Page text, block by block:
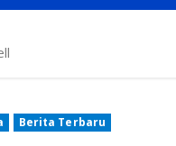
Berita Terbaru